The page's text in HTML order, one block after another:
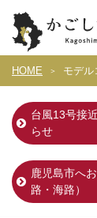
HOME モデル
台風13号接
らせ
鹿児島市へ
路・海路）